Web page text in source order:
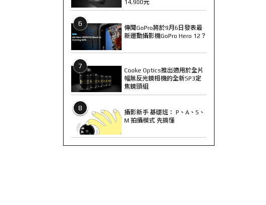
14,900元
6
傳聞GoPro將於9月6日發表最
新運動攝影機GoPro Hero 12？
7
Cooke Optics推出適用於全片
幅無反光鏡相機的全新SP3定
焦鏡頭組
8
攝影新手 基礎班： P、A、S、
M 拍攝模式 先搞懂